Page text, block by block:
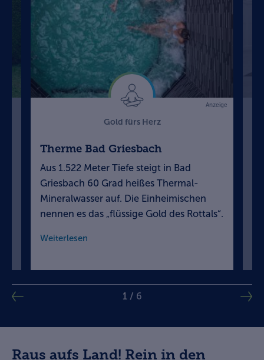
Anzeige
Gold fürs Herz
Therme Bad Griesbach
Aus 1.522 Meter Tiefe steigt in Bad
Griesbach 60 Grad heißes Thermal-
Mineralwasser auf. Die Einheimischen
nennen es das „flüssige Gold des Rottals“.
Weiterlesen
1 / 6
Raus aufs Land! Rein in den